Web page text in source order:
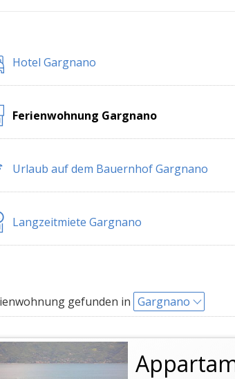
Hotel Gargnano
Ferienwohnung Gargnano
Urlaub auf dem Bauernhof Gargnano
Langzeitmiete Gargnano
gefunden in Gargnano